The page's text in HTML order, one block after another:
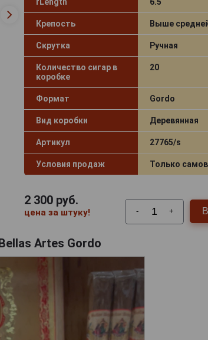
Крепость Выше
Скрутка Ручная
Количество сигар в
коробке
20
Формат Gordo
Вид коробки Деревянная
Артикул 27765/s
Условия продаж Только
2 300руб.
цена за штуку! - +
Artes Gordo